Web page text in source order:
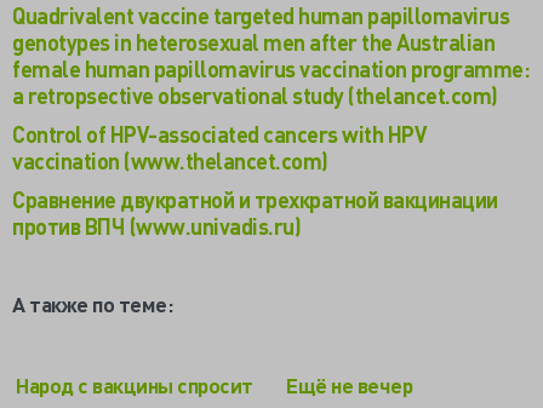
Quadrivalent vaccine targeted human papillomavirus
genotypes in heterosexual men after the Australian
female human papillomavirus vaccination programme:
a retropsective observational study (thelancet.com)
Control of HPV-associated cancers with HPV
vaccination (www.thelancet.com)
Сравнение двукратной и трехкратной вакцинации
против ВПЧ (www.univadis.ru)
А также по теме:
Народ с вакцины спросит Ещё не вечер